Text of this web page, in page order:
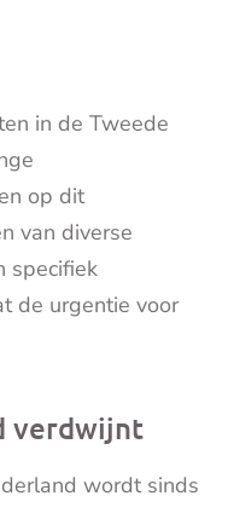
in de Tweede
op dit
van diverse
specifiek
de urgentie voor
verdwijnt
wordt sinds